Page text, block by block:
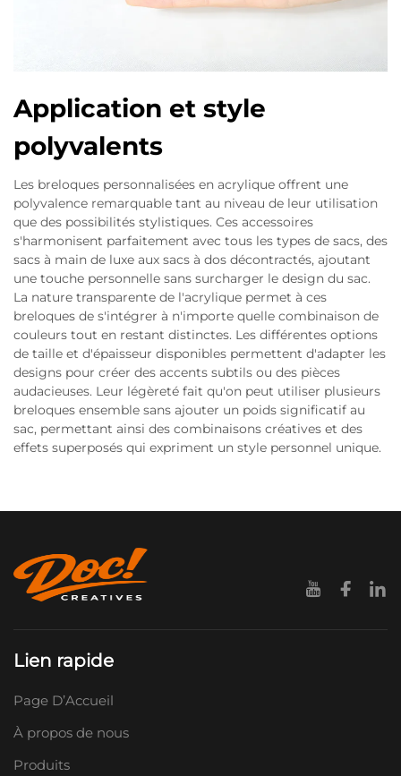
Application et style
polyvalents
Les breloques personnalisées en acrylique offrent une
polyvalence remarquable tant au niveau de leur utilisation
que des possibilités stylistiques. Ces accessoires
s'harmonisent parfaitement avec tous les types de sacs, des
sacs à main de luxe aux sacs à dos décontractés, ajoutant
une touche personnelle sans surcharger le design du sac.
La nature transparente de l'acrylique permet à ces
breloques de s'intégrer à n'importe quelle combinaison de
couleurs tout en restant distinctes. Les différentes options
de taille et d'épaisseur disponibles permettent d'adapter les
designs pour créer des accents subtils ou des pièces
audacieuses. Leur légèreté fait qu'on peut utiliser plusieurs
breloques ensemble sans ajouter un poids significatif au
sac, permettant ainsi des combinaisons créatives et des
effets superposés qui expriment un style personnel unique.
Lien rapide
Page D’Accueil
À propos de nous
Produits